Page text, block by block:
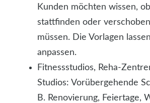
Kunden möchten wissen,
stattfinden oder
müssen. Die Vorlagen
anpassen.
Fitnessstudios, Reha-
Studios: Vorübergehende
B. Renovierung, Feiertage,